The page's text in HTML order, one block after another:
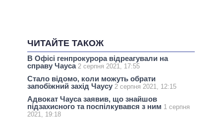
ЧИТАЙТЕ ТАКОЖ
В Офісі генпрокурора відреагували на
справу Чауса 2 серпня 2021, 17:55
Стало відомо, коли можуть обрати
запобіжний захід Чаусу 2 серпня 2021, 12:15
Адвокат Чауса заявив, що знайшов
підзахисного та поспілкувався з ним 1 серпня
2021, 19:18